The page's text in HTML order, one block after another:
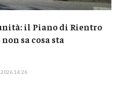
il Piano di Rientro
sa cosa sta
2026 14:26